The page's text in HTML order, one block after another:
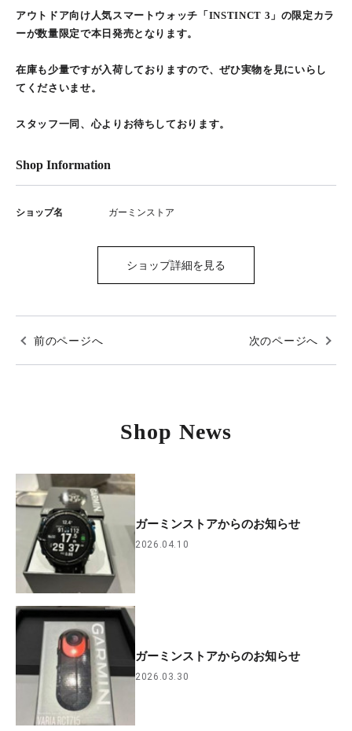
アウトドア向け人気スマートウォッチ「INSTINCT 3」の限定カラ
ーが数量限定で本日発売となります。
在庫も少量ですが入荷しておりますので、ぜひ実物を見にいらし
てくださいませ。
スタッフ一同、心よりお待ちしております。
Shop Information
ショップ名 ガーミンストア
ショップ詳細を見る
前のページへ 次のページへ
Shop News
ガーミンストアからのお知らせ
2026.04.10
ガーミンストアからのお知らせ
2026.03.30